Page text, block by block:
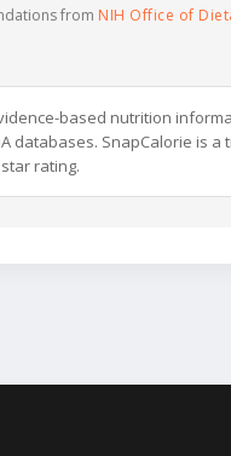
from NIH Office of
based nutrition
databases. SnapCalorie is a
rating.